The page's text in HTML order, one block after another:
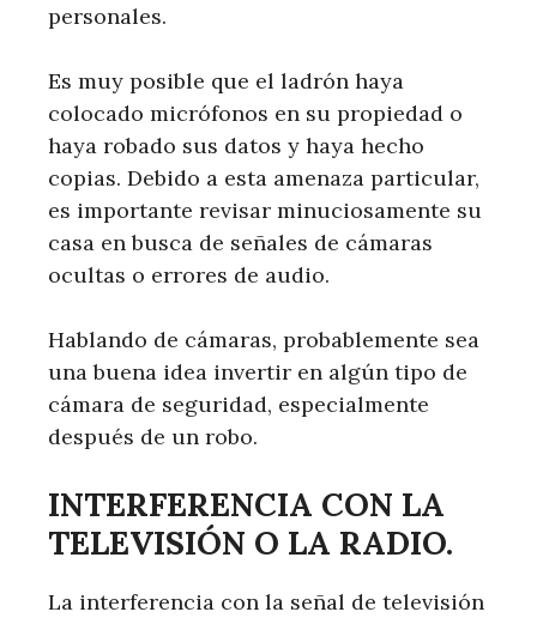
personales.
Es muy posible que el ladrón haya
colocado micrófonos en su propiedad o
haya robado sus datos y haya hecho
copias. Debido a esta amenaza particular,
es importante revisar minuciosamente su
casa en busca de señales de cámaras
ocultas o errores de audio.
Hablando de cámaras, probablemente sea
una buena idea invertir en algún tipo de
cámara de seguridad, especialmente
después de un robo.
INTERFERENCIA CON LA
TELEVISIÓN O LA RADIO.
La interferencia con la señal de televisión